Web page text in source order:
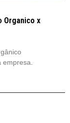
Organico x